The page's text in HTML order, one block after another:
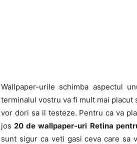
Wallpaper-urile schimba aspectul
terminalul vostru va fi mult mai
vor dori sa il testeze. Pentru ca va
jos 20 de wallpaper-uri Retina
sunt sigur ca veti gasi ceva care sa